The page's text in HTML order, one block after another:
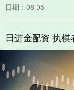
日期：08-05